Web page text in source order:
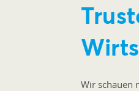
Wir schauen